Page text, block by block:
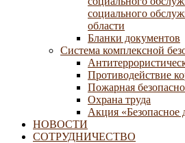
социального
области
Бланки документов
Система комплексной
Противодействие
Пожарная
Охрана труда
Акция «Безопасное
НОВОСТИ
СОТРУДНИЧЕСТВО